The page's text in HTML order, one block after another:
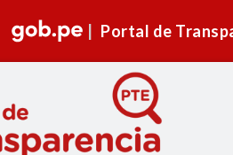
Portal de